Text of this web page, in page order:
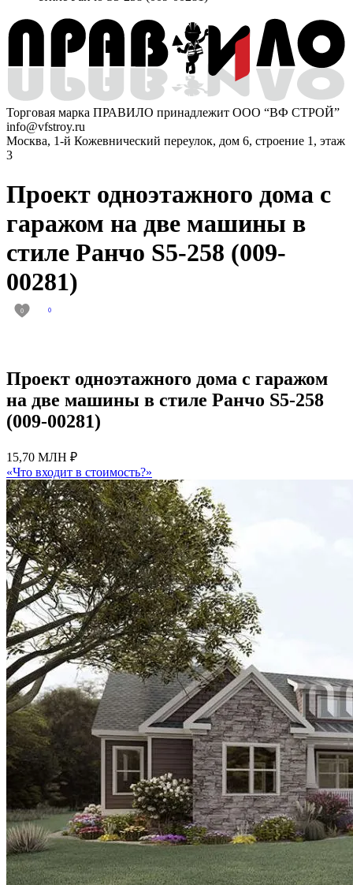
Торговая марка ПРАВИЛО принадлежит ООО “ВФ СТРОЙ”
info@vfstroy.ru
Москва, 1-й Кожевнический переулок, дом 6, строение 1, этаж
3
Проект одноэтажного дома с
гаражом на две машины в
стиле Ранчо S5-258 (009-
00281)
0 0
Проект одноэтажного дома с гаражом
на две машины в стиле Ранчо S5-258
(009-00281)
15,70 МЛН ₽
«Что входит в стоимость?»